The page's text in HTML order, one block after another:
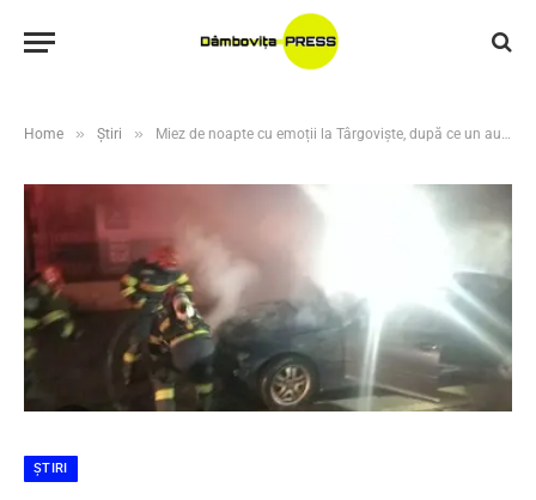
Home » Știri » Miez de noapte cu emoții la Târgoviște, după ce un autoturism a fost cuprins de flăcări pe șoseaua Găești.
ȘTIRI